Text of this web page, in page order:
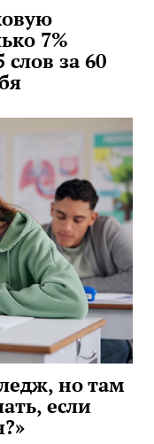
7%
за 60
но там
если